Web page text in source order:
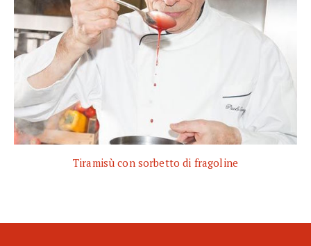
Tiramisù con sorbetto di fragoline